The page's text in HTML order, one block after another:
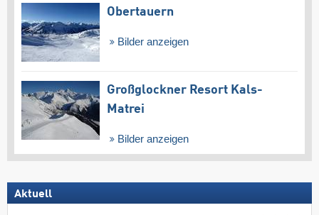
Obertauern
Bilder anzeigen
Großglockner Resort Kals-
Matrei
Bilder anzeigen
Aktuell